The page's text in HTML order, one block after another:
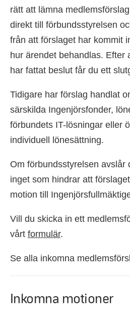
rätt att lämna
direkt till förbundsstyrelsen
från att förslaget har kommit
hur ärendet behandlas. Efter
har fattat beslut får du ett
Tidigare har förslag handlat
särskilda Ingenjörsfonder,
förbundets IT-lösningar eller
individuell lönesättning.
Om förbundsstyrelsen avslår
inget som hindrar att
motion till
Vill du skicka in ett
vårt formulär.
Se alla inkomna
Inkomna motioner